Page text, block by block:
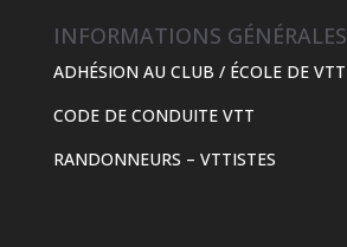
INFORMATIONS GÉNÉRALES
ADHÉSION AU CLUB / ÉCOLE DE VTT
CODE DE CONDUITE VTT
RANDONNEURS – VTTISTES